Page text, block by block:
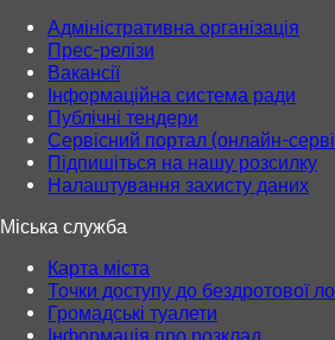
Адміністративна організація
Прес-релізи
Вакансії
Інформаційна система ради
Публічні тендери
Сервісний портал (онлайн-
Підпишіться на нашу розсилку
Налаштування захисту даних
Міська служба
Карта міста
Точки доступу до бездротової
Громадські туалети